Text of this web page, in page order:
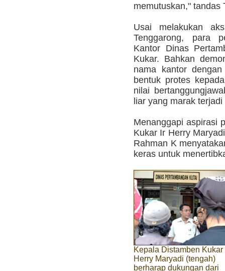
memutuskan," tandas
Usai melakukan
Tenggarong, para
Kantor Dinas
Kukar. Bahkan
nama kantor
bentuk protes
nilai
liar yang marak
Menanggapi aspirasi
Kukar Ir Herry
Rahman K
keras untuk
Kepala Distamben Kukar
Herry Maryadi (tengah)
berharap dukungan dari